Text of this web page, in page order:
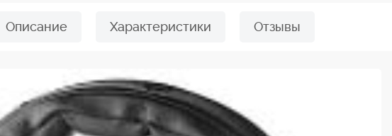
Описание Характеристики Отзывы